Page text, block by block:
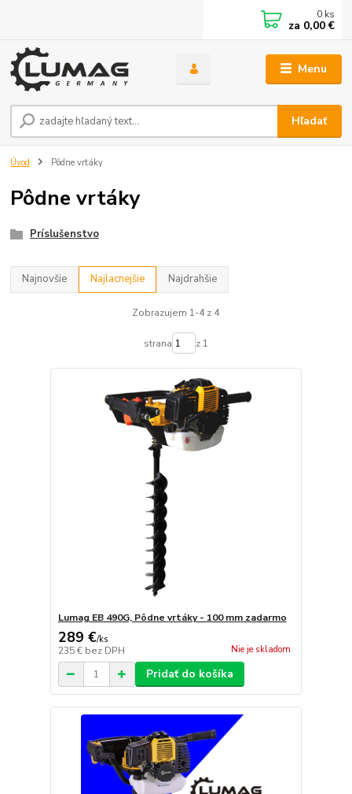
Menu
Hľadať
0 ks
za 0,00 €
Úvod Pôdne vrtáky
Pôdne vrtáky
Príslušenstvo
Najnovšie Najlacnejšie Najdrahšie
Zobrazujem 1-4 z 4
strana z 1
Lumag EB 490G, Pôdne vrtáky - 100 mm zadarmo
289 €/ks
235 € bez DPH Nie je skladom
Pridať do košíka